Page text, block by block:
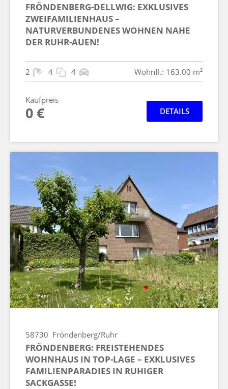
FRÖNDENBERG-DELLWIG: EXKLUSIVES
ZWEIFAMILIENHAUS –
NATURVERBUNDENES WOHNEN NAHE
DER RUHR-AUEN!
2 4 4 Wohnfl.: 163.00 m²
Kaufpreis
0 € DETAILS
58730 Fröndenberg/Ruhr
FRÖNDENBERG: FREISTEHENDES
WOHNHAUS IN TOP-LAGE – EXKLUSIVES
FAMILIENPARADIES IN RUHIGER
SACKGASSE!